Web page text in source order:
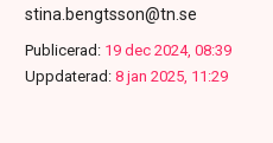
stina.bengtsson@tn.se
Publicerad: 19 dec 2024, 08:39
Uppdaterad: 8 jan 2025, 11:29